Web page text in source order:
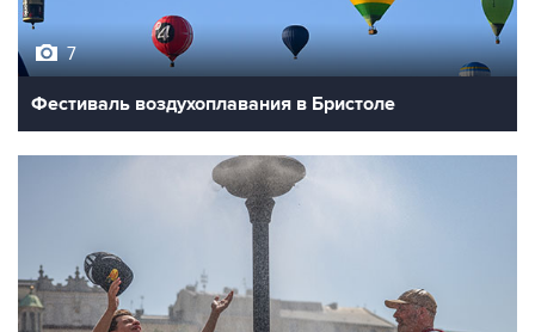
7
Фестиваль воздухоплавания в Бристоле